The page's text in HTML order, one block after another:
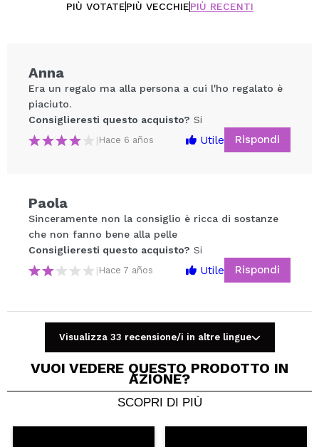
PIÙ VOTATEPIÙ VECCHIEPIÙ RECENTI
Il tuo video potrebbe essere il primo. Immaginalo...
Consiglieresti questo acquisto? Si No
INVIA
Anna
Era un regalo ma alla persona a cui l'ho regalato è
piaciuto.
Consiglieresti questo acquisto? Si
| Hace 6 años Utile Rispondi
Paola
Sinceramente non la consiglio è ricca di sostanze
che non fanno bene alla pelle
Consiglieresti questo acquisto? Si
| Hace 7 años Utile Rispondi
Visualizza 33 recensione/i in altre lingue
VUOI VEDERE QUESTO PRODOTTO IN
AZIONE?
SCOPRI DI PIÙ